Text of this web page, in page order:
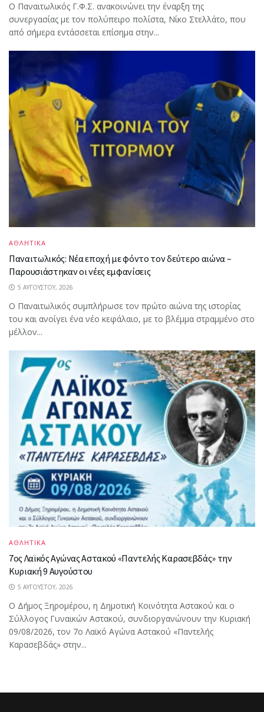
Ο Παναιτωλικός Γ.Φ.Σ. ανακοινώνει την έναρξη της
συνεργασίας με τον πολύπειρο πολίστα, Νίκο Στελλάτο, που
από σήμερα εντάσσεται επίσημα στην...
ΑΘΛΗΤΙΚΑ
Παναιτωλικός: Νέα εποχή με φόντο τον δεύτερο αιώνα –
Παρουσιάστηκαν οι νέες εμφανίσεις
5 ΑΥΓΟΎΣΤΟΥ, 2026
Ο Παναιτωλικός συμπλήρωσε τον πρώτο αιώνα της ιστορίας
του και ανοίγει ένα νέο κεφάλαιο, με το βλέμμα στραμμένο στο
μέλλον...
ΑΘΛΗΤΙΚΑ
7ος Λαϊκός Αγώνας Αστακού «Παντελής Καρασεβδάς» την
Κυριακή 9 Αυγούστου
5 ΑΥΓΟΎΣΤΟΥ, 2026
Ο Δήμος Ξηρομέρου, η Δημοτική Κοινότητα Αστακού και ο
Σύλλογος Γυναικών Αστακού, συνδιοργανώνουν την Κυριακή
09/08/2026, τον 7ο Λαϊκό Αγώνα Αστακού «Παντελής
Καρασεβδάς» στην...